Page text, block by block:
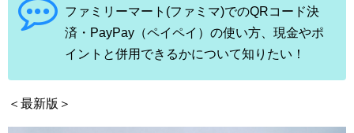
ファミリーマート(ファミマ)でのQRコード決
済・PayPay（ペイペイ）の使い方、現金やポ
イントと併用できるかについて知りたい！
＜最新版＞